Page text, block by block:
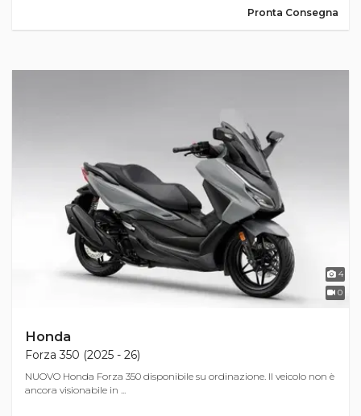
Pronta Consegna
4
0
Honda
Forza 350 (2025 - 26)
NUOVO Honda Forza 350 disponibile su ordinazione. Il veicolo non è
ancora visionabile in ...